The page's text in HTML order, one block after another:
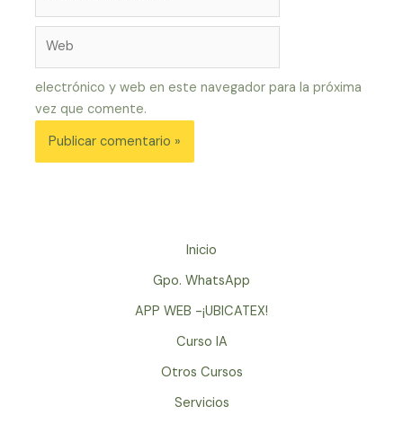
electrónico*
electrónico y web en este navegador para la próxima
vez que comente.
Inicio
Gpo. WhatsApp
APP WEB -¡UBICATEX!
Curso IA
Otros Cursos
Servicios